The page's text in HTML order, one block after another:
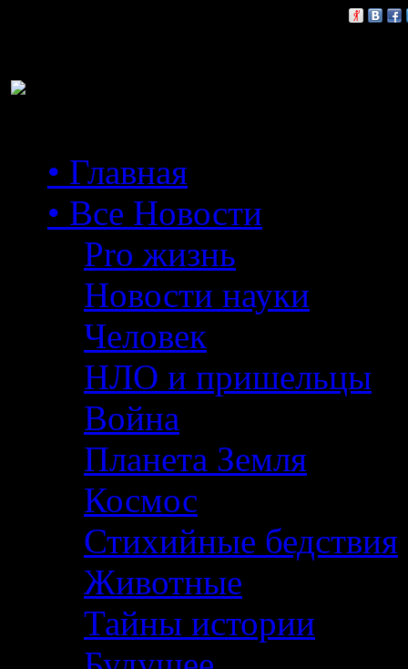
• Главная
• Все Новости
Pro жизнь
Новости науки
Человек
НЛО и пришельцы
Война
Планета Земля
Космос
Стихийные бедствия
Животные
Тайны истории